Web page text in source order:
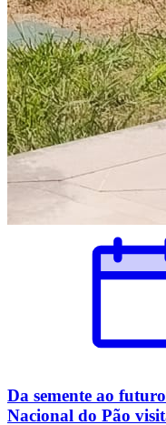
Da semente ao
Nacional do Pão